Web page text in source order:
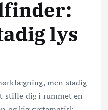
lys
men stadig
stille dig i rummet en